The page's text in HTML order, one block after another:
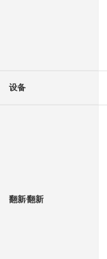
设备
翻新⁄翻新